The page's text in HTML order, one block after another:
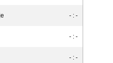
- : -
- : -
- : -